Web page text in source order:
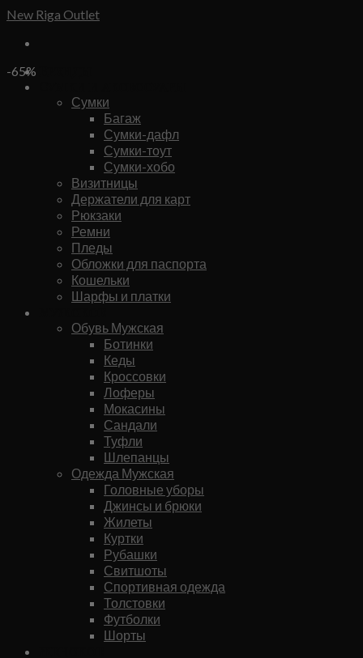
Skip
content
New Riga Outlet
Сумки
Багаж
Сумки-дафл
Сумки-тоут
Сумки-хобо
Визитницы
Держатели для карт
Рюкзаки
Ремни
Пледы
Обложки для паспорта
Кошельки
Шарфы и платки
Обувь Мужская
Ботинки
Кеды
Кроссовки
Лоферы
Мокасины
Сандали
Туфли
Шлепанцы
Одежда Мужская
Головные уборы
Джинсы и брюки
Жилеты
Куртки
Рубашки
Свитшоты
Спортивная одежда
Толстовки
Футболки
Шорты
-65%